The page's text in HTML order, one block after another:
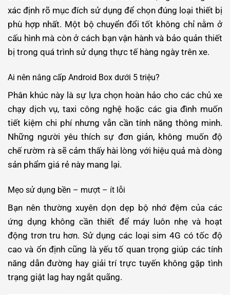
xác định rõ mục đích sử dụng để chọn đúng loại thiết bị
phù hợp nhất. Một bộ chuyển đổi tốt không chỉ nằm ở
cấu hình mà còn ở cách bạn vận hành và bảo quản thiết
bị trong quá trình sử dụng thực tế hàng ngày trên xe.
Ai nên nâng cấp Android Box dưới 5 triệu?
Phân khúc này là sự lựa chọn hoàn hảo cho các chủ xe
chạy dịch vụ, taxi công nghệ hoặc các gia đình muốn
tiết kiệm chi phí nhưng vẫn cần tính năng thông minh.
Những người yêu thích sự đơn giản, không muốn độ
chế rườm rà sẽ cảm thấy hài lòng với hiệu quả mà dòng
sản phẩm giá rẻ này mang lại.
Mẹo sử dụng bền – mượt – ít lỗi
Bạn nên thường xuyên dọn dẹp bộ nhớ đệm của các
ứng dụng không cần thiết để máy luôn nhẹ và hoạt
động trơn tru hơn. Sử dụng các loại sim 4G có tốc độ
cao và ổn định cũng là yếu tố quan trọng giúp các tính
năng dẫn đường hay giải trí trực tuyến không gặp tình
trạng giật lag hay ngắt quãng.